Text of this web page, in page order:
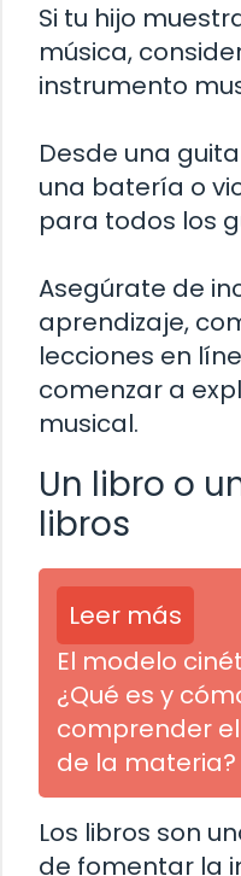
Si tu hijo
música,
instrumento
Desde una
una batería o
para todos los
Asegúrate de
aprendizaje,
lecciones en
comenzar a
musical.
Un libro o
libros
Leer más
El modelo
¿Qué es y
comprender
de la materia?
Los libros son
de fomentar la